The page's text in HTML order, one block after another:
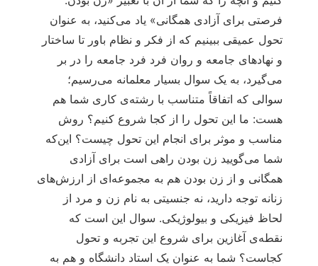
فرصتی برای آزادی همگانی» یاد می‌کنید، به عنوان
تحول عمیقی ببینیم که از فکر و نظام باور تا ساختار
و نهادهای جامعه و روان فرد فرد جامعه را در بر
می‌گیرد، به یک سوال بسیار معلمانه می‌رسیم؛
سوالی که اتفاقاً متناسب با رشته‌ی کاری شما هم
هست: ما این تحول را از کجا شروع کنیم؟ روش
مناسب و موثر برای انجام این تحول چیست؟ این‌که
شما می‌گویید زن بودن راهی است برای آزادی
همگانی و از زن بودن هم به مجموعه‌ای از ارزش‌های
زنانه توجه دارید، نه جنسیتی به نام زن و مرد از
لحاظ فیزیکی و بیولوژیکی. سوال این است که
نقطه‌ی آغازین برای شروع این تجربه و تحول
کجاست؟ شما به عنوان یک استاد دانشگاه و هم به